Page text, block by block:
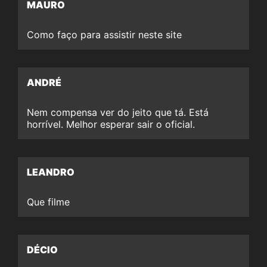
MAURO
Como faço para assistir neste site
ANDRÉ
Nem compensa ver do jeito que tá. Está
horrível. Melhor esperar sair o oficial.
LEANDRO
Que filme
DÉCIO